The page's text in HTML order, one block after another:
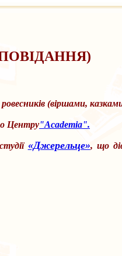
(віршами,
Центру"Academia".
«Джерельце», що